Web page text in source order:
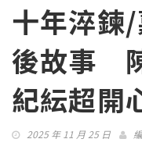
十年淬鍊
後故事
紀紜超開
2025 年 11 月 25 日